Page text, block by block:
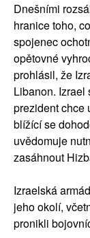
Dnešními
hranice toho,
spojenec
opětovné
prohlásil, že
Libanon. Izrael
prezident chce
blížící se
uvědomuje
zasáhnout
Izraelská
jeho okolí,
pronikli